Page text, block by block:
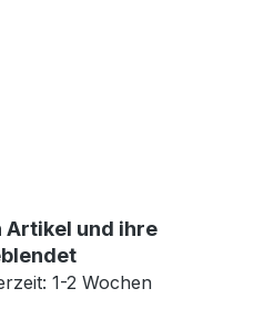
Artikel und ihre
1-2 Wochen